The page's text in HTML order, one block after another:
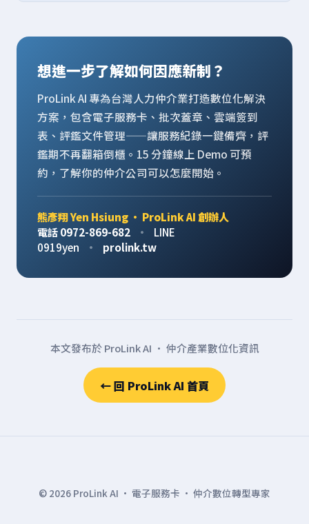
想進一步了解如何因應新制？
ProLink AI 專為台灣人力仲介業打造數位化解決
方案，包含電子服務卡、批次蓋章、雲端簽到
表、評鑑文件管理——讓服務紀錄一鍵備齊，評
鑑期不再翻箱倒櫃。15 分鐘線上 Demo 可預
約，了解你的仲介公司可以怎麼開始。
熊彥翔 Yen Hsiung · ProLink AI 創辦人
電話 0972-869-682
·
LINE
0919yen
· prolink.tw
本文發布於 ProLink AI · 仲介產業數位化資訊
← 回 ProLink AI 首頁
© 2026 ProLink AI · 電子服務卡 · 仲介數位轉型專家